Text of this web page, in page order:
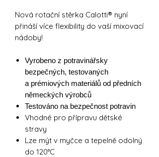
Nová rotační stěrka Calotti® nyní
přináší více flexibility do vaší mixovací
nádoby!
Vyrobeno z potravinářsky
bezpečných, testovaných
a prémiových materiálů od předních
německých výrobců
Testováno na bezpečnost potravin
Vhodné pro přípravu dětské
stravy
Lze mýt v myčce a tepelně odolný
do 120°C